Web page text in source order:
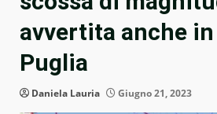
avvertita anche
Puglia
Daniela Lauria Giugno 21, 2023